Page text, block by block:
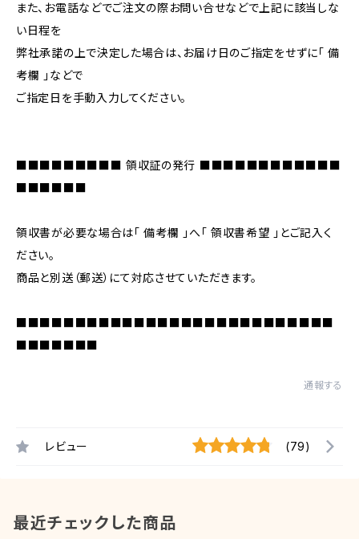
また、お電話などでご注文の際お問い合せなどで上記に該当しな
い日程を
弊社承諾の上で決定した場合は、お届け日のご指定をせずに「 備
考欄 」などで
ご指定日を手動入力してください。
■■■■■■■■■ 領収証の発行 ■■■■■■■■■■■■
■■■■■■
領収書が必要な場合は「 備考欄 」へ「 領収書希望 」とご記入く
ださい。
商品と別送（郵送）にて対応させていただきます。
■■■■■■■■■■■■■■■■■■■■■■■■■■■
■■■■■■■
通報する
レビュー (79)
最近チェックした商品